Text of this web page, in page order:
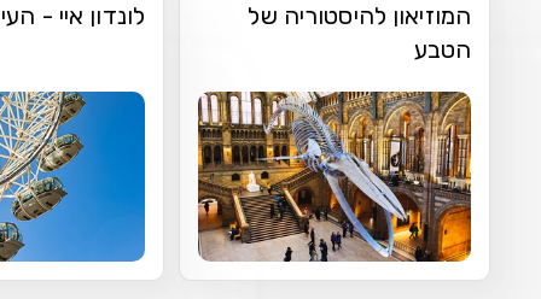
המוזיאון להיסטוריה של
הטבע
לונדון איי -